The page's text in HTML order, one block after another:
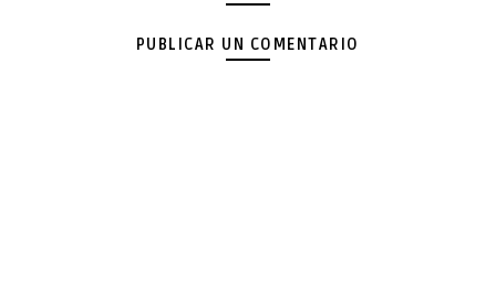
PUBLICAR UN COMENTARIO